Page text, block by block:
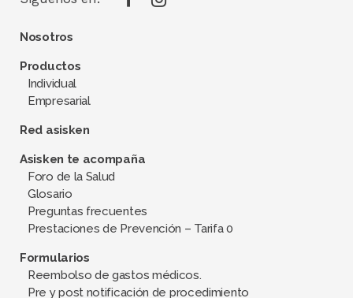
Nosotros
Productos
Individual
Empresarial
Red asisken
Asisken te acompaña
Foro de la Salud
Glosario
Preguntas frecuentes
Prestaciones de Prevención – Tarifa 0
Formularios
Reembolso de gastos médicos.
Pre y post notificación de procedimiento